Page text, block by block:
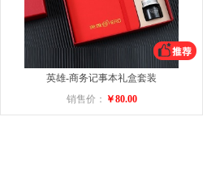
英雄-商务记事本礼盒套装
销售价： ￥80.00